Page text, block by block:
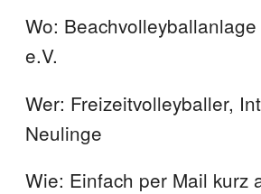
Wo:
e.V.
Wer: Freizeitvolleyballer,
Neulinge
Wie: Einfach per Mail kurz